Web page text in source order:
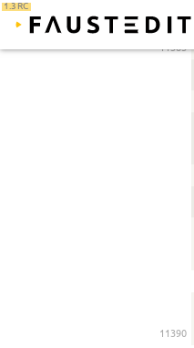
1.3 RC
11385
11390